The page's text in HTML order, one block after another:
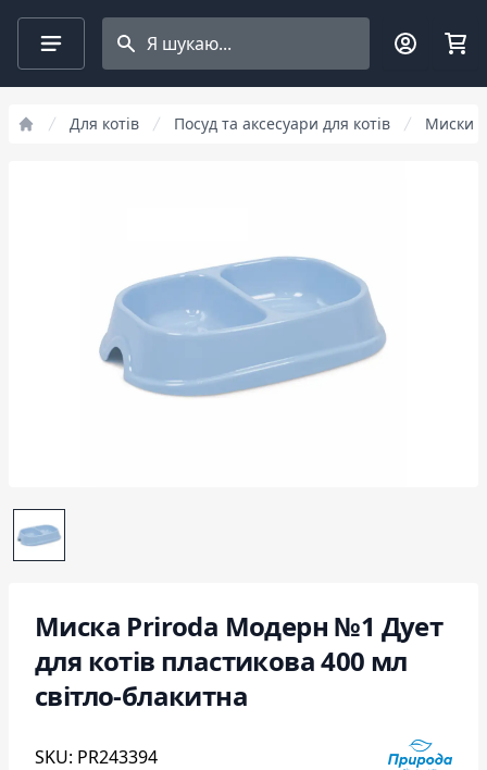
Search projects
Для котів Посуд та аксесуари для котів Миски
Миска Priroda Модерн №1 Дует
для котів пластикова 400 мл
світло-блакитна
SKU: PR243394